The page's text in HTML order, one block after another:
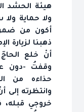
هيئة الحشد
ولا حماية
أكون من ضمن
ذهبنا لزيارة
أنْ خلع
وقفتُ -دون
حذاءه من
وانتظرته إلى
خروجي قبله،